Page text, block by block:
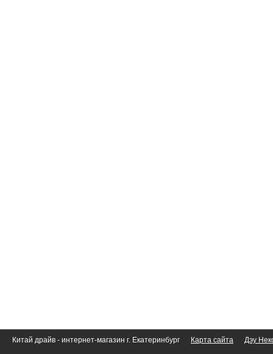
Китай драйв - интернет-магазин г. Екатеринбург Карта сайта Дэу